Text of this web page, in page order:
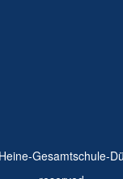
Gesamtschule-